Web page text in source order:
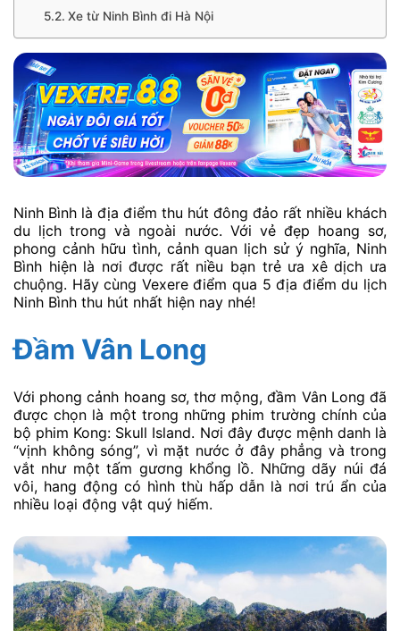
Xe từ Ninh Bình đi Hà Nội
Ninh Bình là địa điểm thu hút đông đảo rất nhiều khách
du lịch trong và ngoài nước. Với vẻ đẹp hoang sơ,
phong cảnh hữu tình, cảnh quan lịch sử ý nghĩa, Ninh
Bình hiện là nơi được rất niều bạn trẻ ưa xê dịch ưa
chuộng. Hãy cùng Vexere điểm qua 5 địa điểm du lịch
Ninh Bình thu hút nhất hiện nay nhé!
Đầm Vân Long
Với phong cảnh hoang sơ, thơ mộng, đầm Vân Long đã
được chọn là một trong những phim trường chính của
bộ phim Kong: Skull Island. Nơi đây được mệnh danh là
“vịnh không sóng”, vì mặt nước ở đây phẳng và trong
vắt như một tấm gương khổng lồ. Những dãy núi đá
vôi, hang động có hình thù hấp dẫn là nơi trú ẩn của
nhiều loại động vật quý hiếm.